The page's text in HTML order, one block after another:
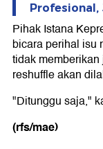
Profesional,
Pihak Istana
bicara perihal isu
tidak
reshuffle akan
"Ditunggu saja,"
(rfs/mae)